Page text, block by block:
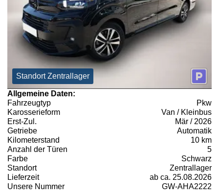
Standort Zentrallager
Allgemeine Daten:
Fahrzeugtyp
Pkw
Karosserieform
Van / Kleinbus
Erst-Zul.
Mär / 2026
Getriebe
Automatik
Kilometerstand
10 km
Anzahl der Türen
5
Farbe
Schwarz
Standort
Zentrallager
Lieferzeit
ab ca. 25.08.2026
Unsere Nummer
GW-AHA2222